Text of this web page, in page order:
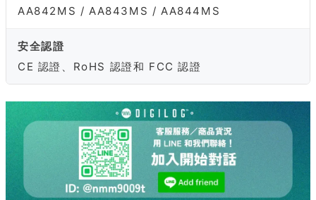
AA842MS / AA843MS / AA844MS
安全認證
CE 認證、RoHS 認證和 FCC 認證